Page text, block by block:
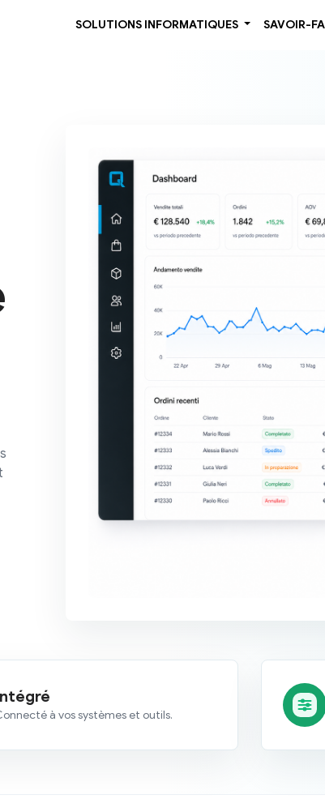
SOLUTIONS INFORMATIQUES SAVOIR-
à vos systèmes et outils.